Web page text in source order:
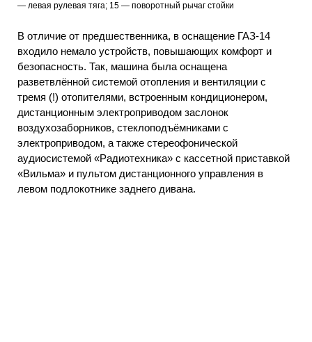
— левая рулевая тяга; 15 — поворотный рычаг стойки
В отличие от предшественника, в оснащение ГАЗ-14
входило немало устройств, повышающих комфорт и
безопасность. Так, машина была оснащена
разветвлённой системой отопления и вентиляции с
тремя (!) отопителями, встроенным кондиционером,
дистанционным электроприводом заслонок
воздухозаборников, стеклоподъёмниками с
электроприводом, а также стереофонической
аудиосистемой «Радиотехника» с кассетной приставкой
«Вильма» и пультом дистанционного управления в
левом подлокотнике заднего дивана.